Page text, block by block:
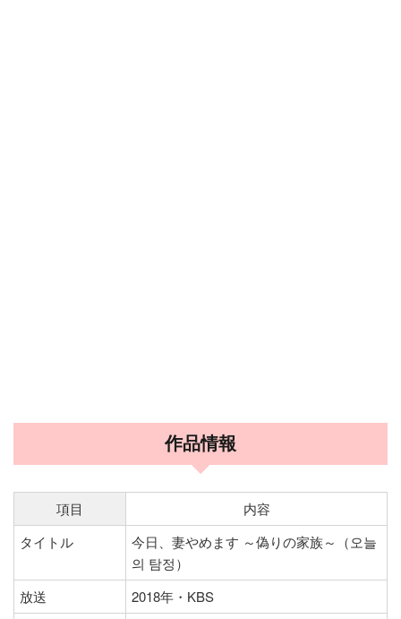
作品情報
項目
内容
タイトル
今日、妻やめます ～偽りの家族～（오늘
의 탐정）
放送
2018年・KBS